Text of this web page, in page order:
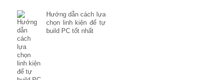
Hướng dẫn cách lựa
chọn linh kiện để tự
build PC tốt nhất